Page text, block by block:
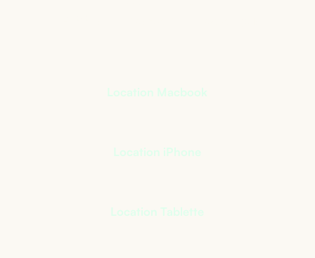
Location Macbook
Location iPhone
Location Tablette